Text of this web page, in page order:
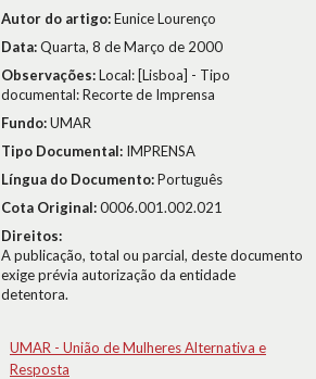
Autor do artigo:Eunice Lourenço
Data:Quarta, 8 de Março de 2000
Observações:Local: [Lisboa] - Tipo
documental: Recorte de Imprensa
Fundo:UMAR
Tipo Documental: IMPRENSA
Língua do Documento:Português
Cota Original:0006.001.002.021
Direitos:
A publicação, total ou parcial, deste documento
exige prévia autorização da entidade
detentora.
UMAR - União de Mulheres Alternativa e
Resposta